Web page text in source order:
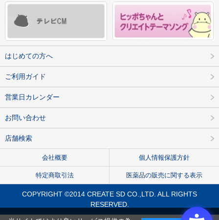
はじめての方へ
ご利用ガイド
営業日カレンダー
お問い合わせ
店舗検索
会社概要 個人情報保護方針
特定商取引法 医薬品の販売に関する表示
COPYRIGHT ©2014 CREATE SD CO.,LTD. ALL RIGHTS
RESERVED.